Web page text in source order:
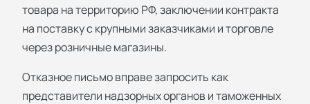
товара на территорию РФ, заключении контракта
на поставку с крупными заказчиками и торговле
через розничные магазины.
Отказное письмо вправе запросить как
представители надзорных органов и таможенных